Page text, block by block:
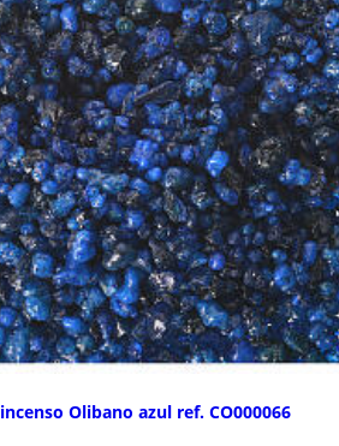
Olibano azul ref. CO000066